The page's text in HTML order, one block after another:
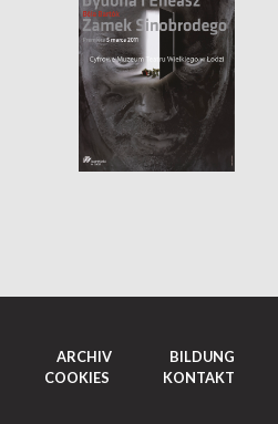
ARCHIV
BILDUNG
COOKIES KONTAKT